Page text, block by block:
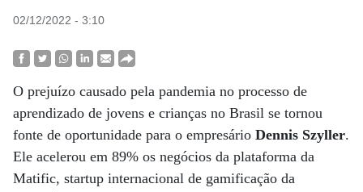
02/12/2022 - 3:10
O prejuízo causado pela pandemia no processo de
aprendizado de jovens e crianças no Brasil se tornou
fonte de oportunidade para o empresário Dennis Szyller.
Ele acelerou em 89% os negócios da plataforma da
Matific, startup internacional de gamificação da